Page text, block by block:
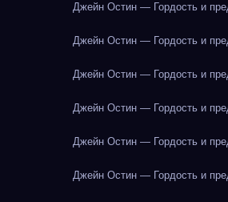
Джейн Остин — Гордость и
Джейн Остин — Гордость и
Джейн Остин — Гордость и
Джейн Остин — Гордость и
Джейн Остин — Гордость и
Джейн Остин — Гордость и